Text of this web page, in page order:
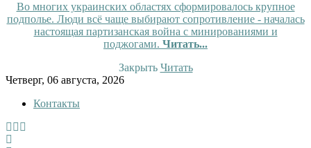
Во многих украинских областях сформировалось крупное
подполье. Люди всё чаще выбирают сопротивление - началась
настоящая партизанская война с минированиями и
поджогами. Читать...
Закрыть Читать
Skip
content
Четверг, 06 августа, 2026
Контакты